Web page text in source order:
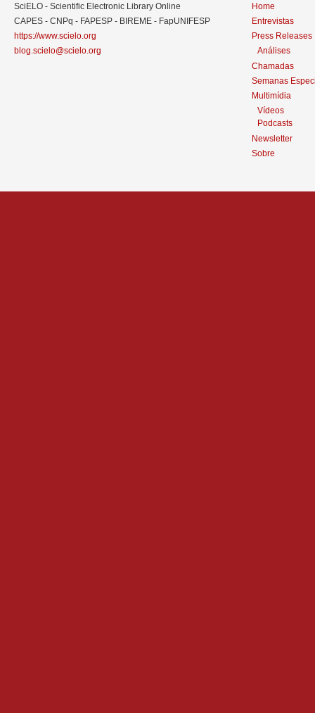
SciELO - Scientific Electronic Library Online
CAPES - CNPq - FAPESP - BIREME - FapUNIFESP
https://www.scielo.org
blog.scielo@scielo.org
Home
Entrevistas
Press Releases
Análises
Chamadas
Semanas
Multimídia
Vídeos
Podcasts
Newsletter
Sobre